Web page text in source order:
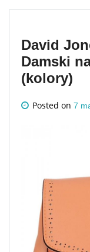
David
Damski
(kolory)
Posted on 7